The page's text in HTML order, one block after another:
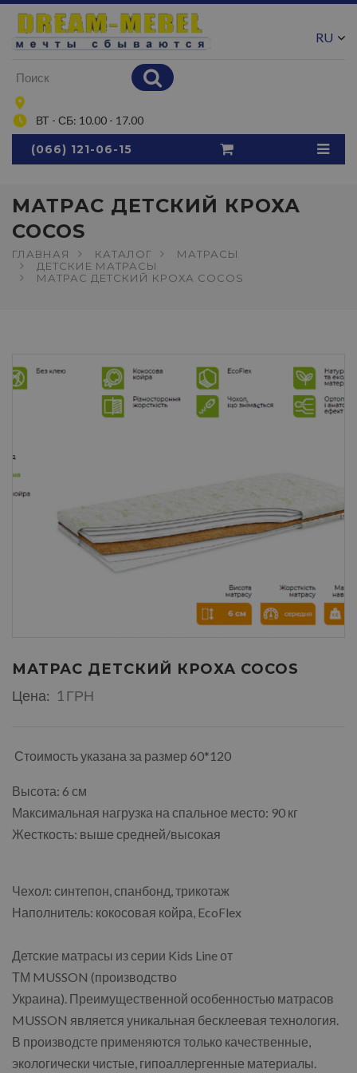
ВТ - СБ: 10.00 - 17.00
RU
(066) 121-06-15
МАТРАС ДЕТСКИЙ КРОХА
COCOS
ГЛАВНАЯ КАТАЛОГ
МАТРАСЫ
ДЕТСКИЕ МАТРАСЫ
МАТРАС ДЕТСКИЙ КРОХА COCOS
МАТРАС ДЕТСКИЙ КРОХА COCOS
Цена: 1 ГРН
Стоимость указана за размер 60*120
Высота: 6 см
Максимальная нагрузка на спальное место: 90 кг
Жесткость: выше средней/высокая
Чехол: синтепон, спанбонд, трикотаж
Наполнитель: кокосовая койра, EcoFlex
Детские матрасы из серии Kids Line от
ТМ MUSSON (производство
Украина). Преимущественной особенностью матрасов
MUSSON является уникальная бесклеевая технология.
В производсте применяются только качественные,
экологически чистые, гипоаллергенные материалы.